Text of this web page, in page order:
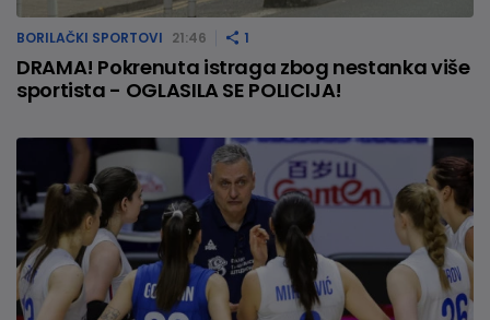
BORILAČKI SPORTOVI 21:46 1
DRAMA! Pokrenuta istraga zbog nestanka više
sportista - OGLASILA SE POLICIJA!